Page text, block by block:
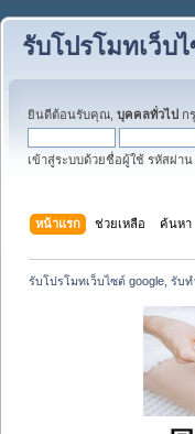
รับโปรโมทเว็บ
ยินดีต้อนรับคุณ, บุคคลทั่วไป ก
เข้าสู่ระบบด้วยชื่อผู้ใช้ รหัสผ่า
หน้าแรก ช่วยเหลือ ค้นหา
รับโปรโมทเว็บไซต์ google, รับ